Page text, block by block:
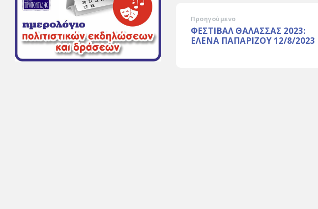
Προηγούμενο
ΦΕΣΤΙΒΑΛ ΘΑΛΑΣΣΑΣ 2023:
ΕΛΕΝΑ ΠΑΠΑΡΙΖΟΥ 12/8/2023